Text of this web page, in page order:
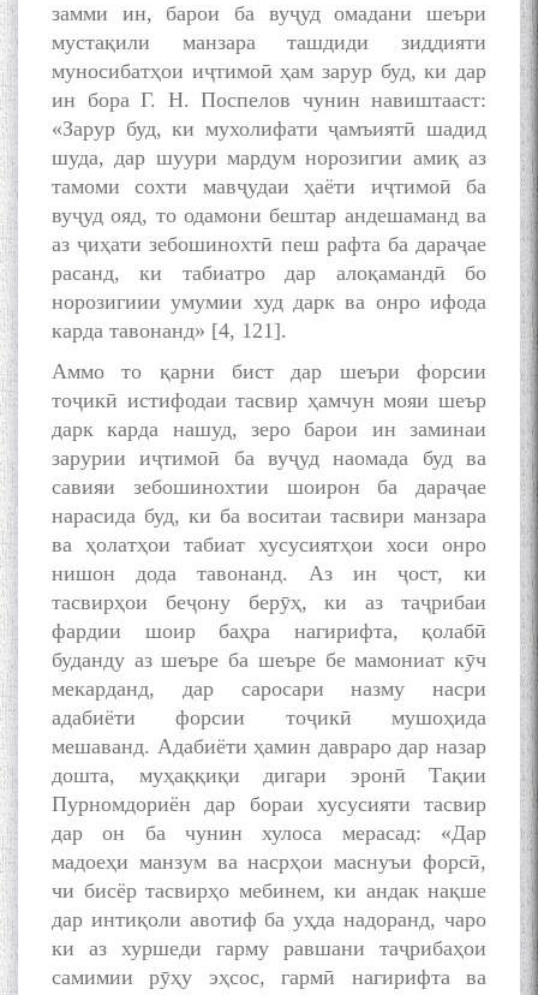
замми ин, барои ба вуҷуд омадани шеъри
мустақили манзара ташдиди зиддияти
муносибатҳои иҷтимоӣ ҳам зарур буд, ки дар
ин бора Г. Н. Поспелов чунин навиштааст:
«Зарур буд, ки мухолифати ҷамъиятӣ шадид
шуда, дар шуури мардум норозигии амиқ аз
тамоми сохти мавҷудаи ҳаёти иҷтимоӣ ба
вуҷуд ояд, то одамони бештар андешаманд ва
аз ҷиҳати зебошинохтӣ пеш рафта ба дараҷае
расанд, ки табиатро дар алоқамандӣ бо
норозигиии умумии худ дарк ва онро ифода
карда тавонанд» [4, 121].
Аммо то қарни бист дар шеъри форсии
тоҷикӣ истифодаи тасвир ҳамчун мояи шеър
дарк карда нашуд, зеро барои ин заминаи
зарурии иҷтимоӣ ба вуҷуд наомада буд ва
савияи зебошинохтии шоирон ба дараҷае
нарасида буд, ки ба воситаи тасвири манзара
ва ҳолатҳои табиат хусусиятҳои хоси онро
нишон дода тавонанд. Аз ин ҷост, ки
тасвирҳои беҷону берӯҳ, ки аз таҷрибаи
фардии шоир баҳра нагирифта, қолабӣ
буданду аз шеъре ба шеъре бе мамониат кӯч
мекарданд, дар саросари назму насри
адабиёти форсии тоҷикӣ мушоҳида
мешаванд. Адабиёти ҳамин давраро дар назар
дошта, муҳаққиқи дигари эронӣ Тақии
Пурномдориён дар бораи хусусияти тасвир
дар он ба чунин хулоса мерасад: «Дар
мадоеҳи манзум ва насрҳои маснуъи форсӣ,
чи бисёр тасвирҳо мебинем, ки андак нақше
дар интиқоли авотиф ба уҳда надоранд, чаро
ки аз хуршеди гарму равшани таҷрибаҳои
самимии рӯҳу эҳсос, гармӣ нагирифта ва